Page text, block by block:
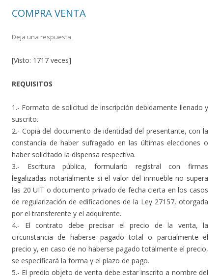
k r
COMPRA VENTA
Deja una respuesta
[Visto: 1717 veces]
REQUISITOS
1.- Formato de solicitud de inscripción debidamente llenado y
suscrito.
2.- Copia del documento de identidad del presentante, con la
constancia de haber sufragado en las últimas elecciones o
haber solicitado la dispensa respectiva.
3.- Escritura pública, formulario registral con firmas
legalizadas notarialmente si el valor del inmueble no supera
las 20 UIT o documento privado de fecha cierta en los casos
de regularización de edificaciones de la Ley 27157, otorgada
por el transferente y el adquirente.
4.- El contrato debe precisar el precio de la venta, la
circunstancia de haberse pagado total o parcialmente el
precio y, en caso de no haberse pagado totalmente el precio,
se especificará la forma y el plazo de pago.
5.- El predio objeto de venta debe estar inscrito a nombre del